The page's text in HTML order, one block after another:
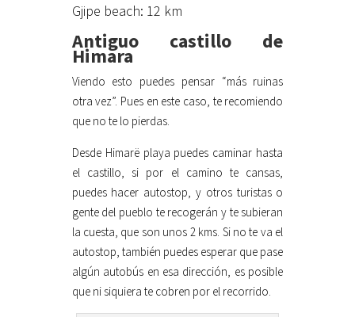
Gjipe beach: 12 km
Antiguo castillo de
Himara
Viendo esto puedes pensar “más ruinas
otra vez”. Pues en este caso, te recomiendo
que no te lo pierdas.
Desde Himarë playa puedes caminar hasta
el castillo, si por el camino te cansas,
puedes hacer autostop, y otros turistas o
gente del pueblo te recogerán y te subieran
la cuesta, que son unos 2 kms. Si no te va el
autostop, también puedes esperar que pase
algún autobús en esa dirección, es posible
que ni siquiera te cobren por el recorrido.